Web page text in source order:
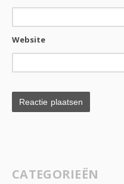
Website
CATEGORIEËN